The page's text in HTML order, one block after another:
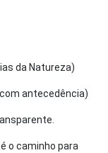
da Natureza)
antecedência)
o caminho para